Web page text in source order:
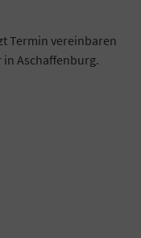
Termin vereinbaren
in Aschaffenburg.